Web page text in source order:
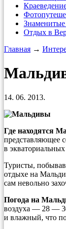
Знаменитые
Отдых в
Главная →
14. 06. 2013.
Где находятся
представляющее
в
Туристы,
отдыхе на
сам невольно
Погода на
воздуха — 28 —
и влажный, что